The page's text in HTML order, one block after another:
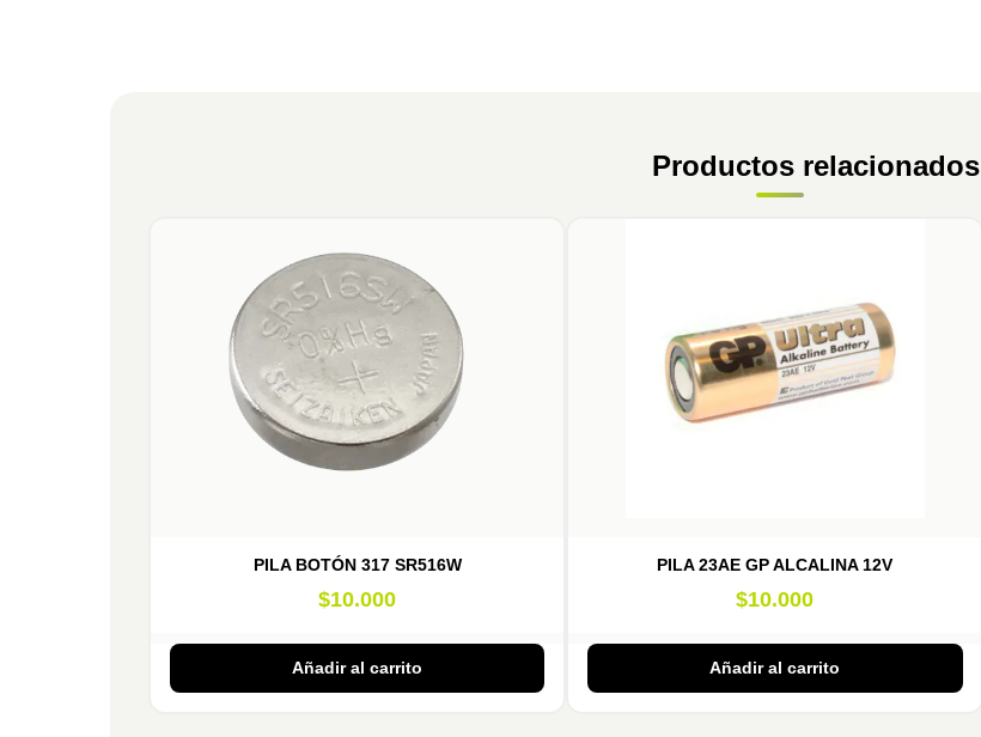
Productos relacionados
PILA BOTÓN 317 SR516W
$10.000
Añadir al carrito
PILA 23AE GP ALCALINA 12V
$10.000
Añadir al carrito